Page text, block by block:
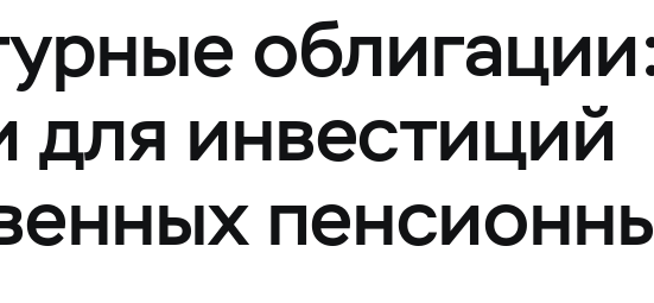
инвестиций